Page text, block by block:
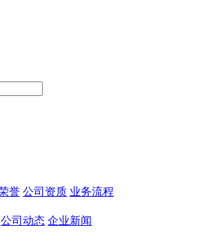
誉 公司资质 业务流程
公司动态 企业新闻